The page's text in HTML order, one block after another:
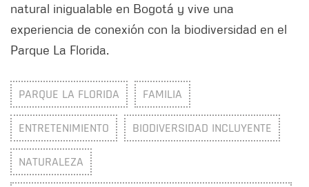
natural inigualable en Bogotá y vive una
experiencia de conexión con la biodiversidad en el
Parque La Florida.
PARQUE LA FLORIDA FAMILIA
ENTRETENIMIENTO BIODIVERSIDAD INCLUYENTE
NATURALEZA